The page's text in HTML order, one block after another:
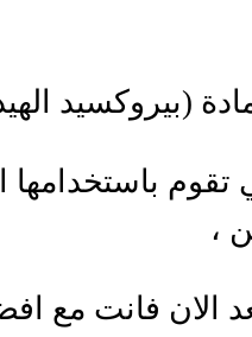
(بيروكسيد
تقوم
،
الان فانت مع